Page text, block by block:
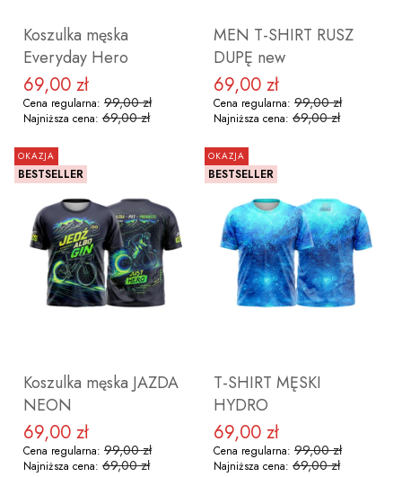
Koszulka męska
Everyday Hero
Cena promocyjna
69,00 zł
Cena regularna: 99,00 zł
Najniższa cena: 69,00 zł
ZOBACZ PRODUKT
MEN T-SHIRT RUSZ
DUPĘ new
Cena promocyjna
69,00 zł
Cena regularna: 99,00 zł
Najniższa cena: 69,00 zł
ZOBACZ PRODUKT
OKAZJA
BESTSELLER
Koszulka męska JAZDA
NEON
Cena promocyjna
69,00 zł
Cena regularna: 99,00 zł
Najniższa cena: 69,00 zł
OKAZJA
BESTSELLER
T-SHIRT MĘSKI
HYDRO
Cena promocyjna
69,00 zł
Cena regularna: 99,00 zł
Najniższa cena: 69,00 zł